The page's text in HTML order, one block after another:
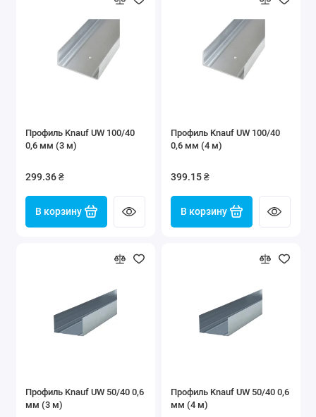
Профиль Knauf UW 100/40
0,6 мм (3 м)
299.36 ₴
В корзину
Профиль Knauf UW 100/40
0,6 мм (4 м)
399.15 ₴
В корзину
Профиль Knauf UW 50/40 0,6
мм (3 м)
Профиль Knauf UW 50/40 0,6
мм (4 м)